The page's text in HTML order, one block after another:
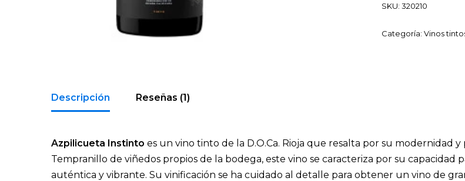
SKU: 320210
Categoría: Vinos
Descripción Reseñas (1)
Azpilicueta Instinto es un vino tinto de la D.O.Ca. Rioja que resalta por su modernidad
Tempranillo de viñedos propios de la bodega, este vino se caracteriza por su capacidad
auténtica y vibrante. Su vinificación se ha cuidado al detalle para obtener un vino de